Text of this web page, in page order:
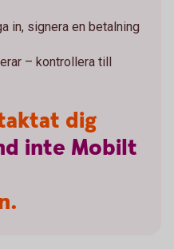
in, signera en betalning
– kontrollera till
dig
inte Mobilt